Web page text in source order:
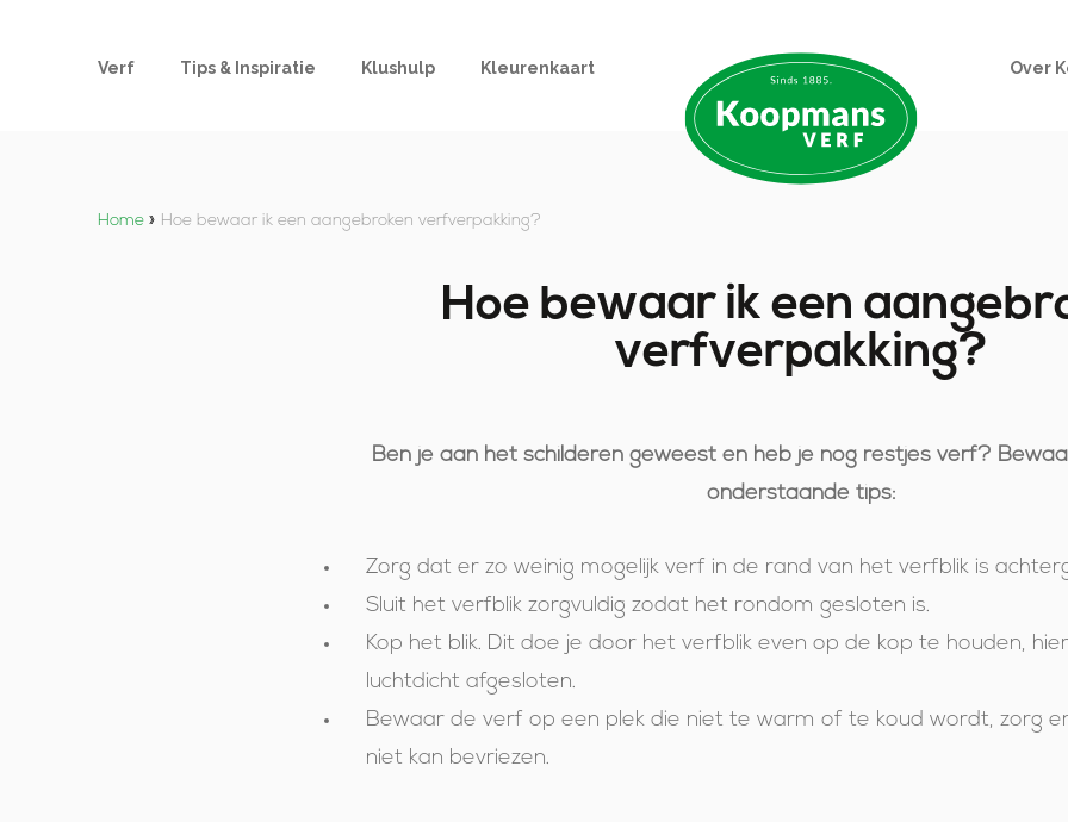
Verf Tips & Inspiratie Klushulp Kleurenkaart Over
Home » Hoe bewaar ik een aangebroken verfverpakking?
Hoe bewaar ik een
verfverpakking?
Ben je aan het schilderen geweest en heb je nog restjes verf?
onderstaande tips:
Zorg dat er zo weinig mogelijk verf in de rand van het verfblik is
Sluit het verfblik zorgvuldig zodat het rondom gesloten is.
Kop het blik. Dit doe je door het verfblik even op de kop te houden,
luchtdicht afgesloten.
Bewaar de verf op een plek die niet te warm of te koud wordt, zorg
niet kan bevriezen.